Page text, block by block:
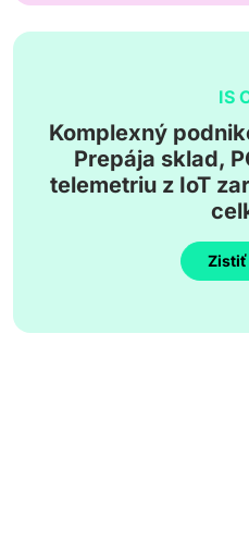
IS
Komplexný
Prepája sklad,
telemetriu z IoT
Zistiť